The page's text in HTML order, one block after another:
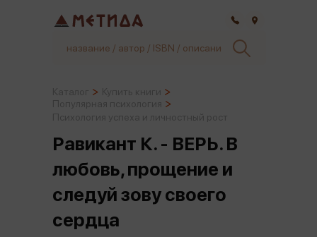
Равикант К. - ВЕРЬ. В
любовь, прощение и
следуй зову своего
сердца